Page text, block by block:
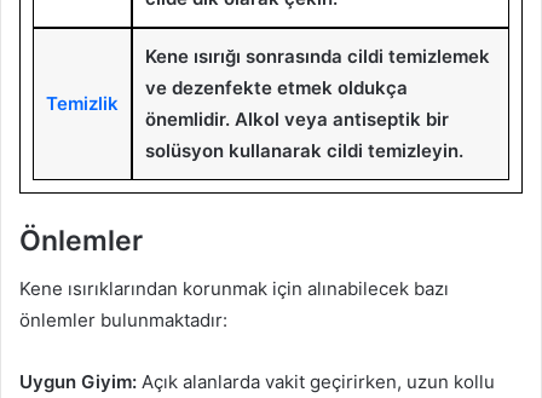
Temizlik
Kene ısırığı sonrasında cildi temizlemek
ve dezenfekte etmek oldukça
önemlidir. Alkol veya antiseptik bir
solüsyon kullanarak cildi temizleyin.
Önlemler
Kene ısırıklarından korunmak için alınabilecek bazı
önlemler bulunmaktadır:
Uygun Giyim: Açık alanlarda vakit geçirirken, uzun kollu